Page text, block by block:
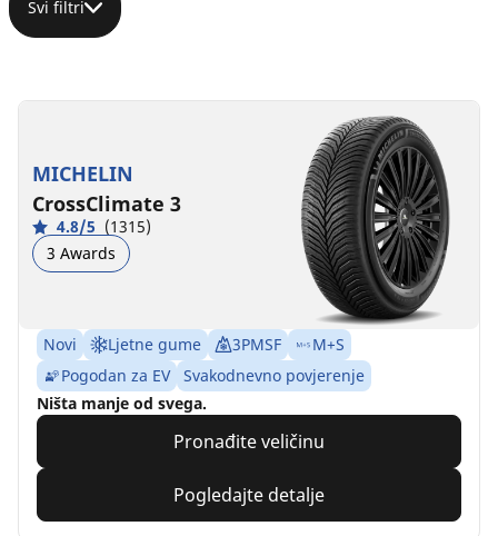
Svi filtri
MICHELIN
CrossClimate 3
4.8/5 (1315)
3 Awards
Novi Ljetne gume 3PMSF
M+S
Pogodan za EV
Svakodnevno povjerenje
Ništa manje od svega.
Pronađite veličinu
Pogledajte detalje